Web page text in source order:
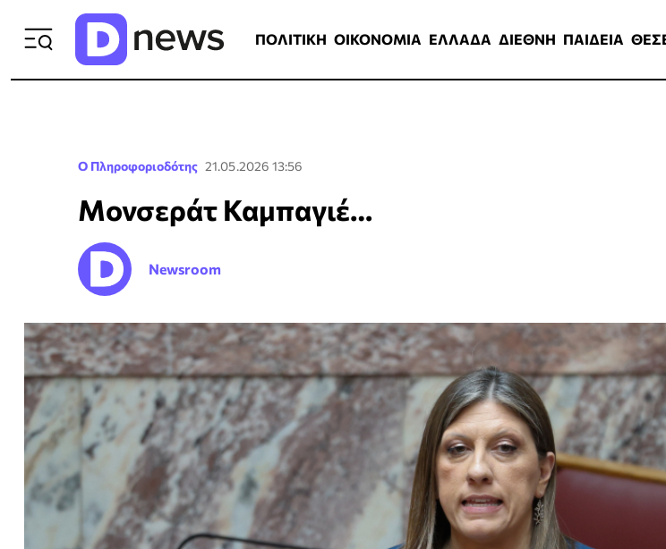
ΠΟΛΙΤΙΚΗ ΟΙΚΟΝΟΜΙΑ ΕΛΛΑΔΑ ΔΙΕΘΝΗ ΠΑΙΔΕΙΑ
Ο Πληροφοριοδότης 21.05.2026 13:56
Μονσεράτ Καμπαγιέ…
Newsroom